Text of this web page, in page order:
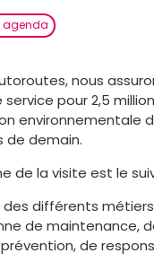
agenda
nous
pour 2,5
environnementale
de demain.
de la visite est le
différents
de maintenance,
de